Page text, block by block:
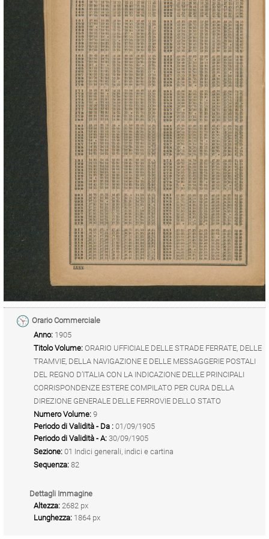
Orario Commerciale
Anno: 1905
Titolo Volume: ORARIO UFFICIALE DELLE STRADE FERRATE, DELLE
TRAMVIE, DELLA NAVIGAZIONE E DELLE MESSAGGERIE POSTALI
DEL REGNO D’ITALIA CON LA INDICAZIONE DELLE PRINCIPALI
CORRISPONDENZE ESTERE COMPILATO PER CURA DELLA
DIREZIONE GENERALE DELLE FERROVIE DELLO STATO
Numero Volume: 9
Periodo di Validità - Da : 01/09/1905
Periodo di Validità - A: 30/09/1905
Sezione: 01 Indici generali, indici e cartina
Sequenza: 82
Dettagli Immagine
Altezza: 2682 px
Lunghezza: 1864 px